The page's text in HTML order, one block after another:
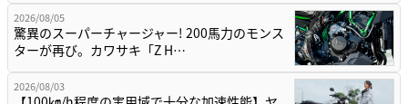
2026/08/05
驚異のスーパーチャージャー! 200馬力のモンス
ターが再び。カワサキ「Z H…
2026/08/03